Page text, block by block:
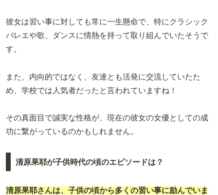
彼女は習い事に対しても常に一生懸命で、特にクラシック
バレエや歌、ダンスに情熱を持って取り組んでいたそうで
す。
また、内向的ではなく、友達とも活発に交流していたた
め、学校では人気者だったと言われていますね！
その真面目で誠実な性格が、現在の彼女の女優としての成
功に繋がっているのかもしれません。
清原果耶が子供時代の頃のエピソードは？
清原果耶さんは、子供の頃から多くの習い事に励んでいま